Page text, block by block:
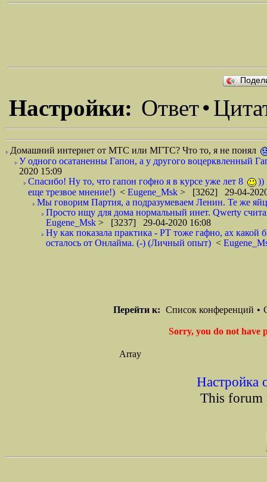
Настройки: Ответ•
Домашний интернет от МТС или МГТС? Что то, я не понял
У одного осатаненны Гапон, а у другого воцерквленный
2020 15:09
Спасибо! Ну то, что гапон гофно я в курсе уже лет 8
))
еще трезвое мнение!) < Eugene_Msk > [3262] 29-04-
Мы говорим Партия, а подразумеваем Ленин. Те же
Просто ищу для дома нормальный инет. Qwerty
Eugene_Msk > [3237] 29-04-2020 16:08
Ну как показала практика - РТ тоже гафно, ах
осталось от Онлайма. (-) (Личный опыт) <
Перейти к: Список конференций •
Sorry, you do not have
Array
Настройка
This